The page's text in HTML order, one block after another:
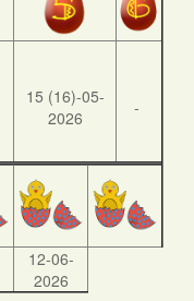
15 (16)-05-
2026
-
12-06-
2026